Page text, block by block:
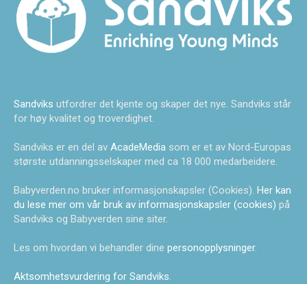
Sandviks utfordrer det kjente og skaper det nye. Sandviks står
for høy kvalitet og troverdighet.
Sandviks er en del av AcadeMedia som er et av Nord-Europas
største utdanningsselskaper med ca 18 000 medarbeidere.
Babyverden.no bruker informasjonskapsler (Cookies). Her kan
du lese mer om vår bruk av informasjonskapsler (cookies) på
Sandviks og Babyverden sine siter.
Les om hvordan vi behandler dine personopplysninger.
Aktsomhetsvurdering for Sandviks.